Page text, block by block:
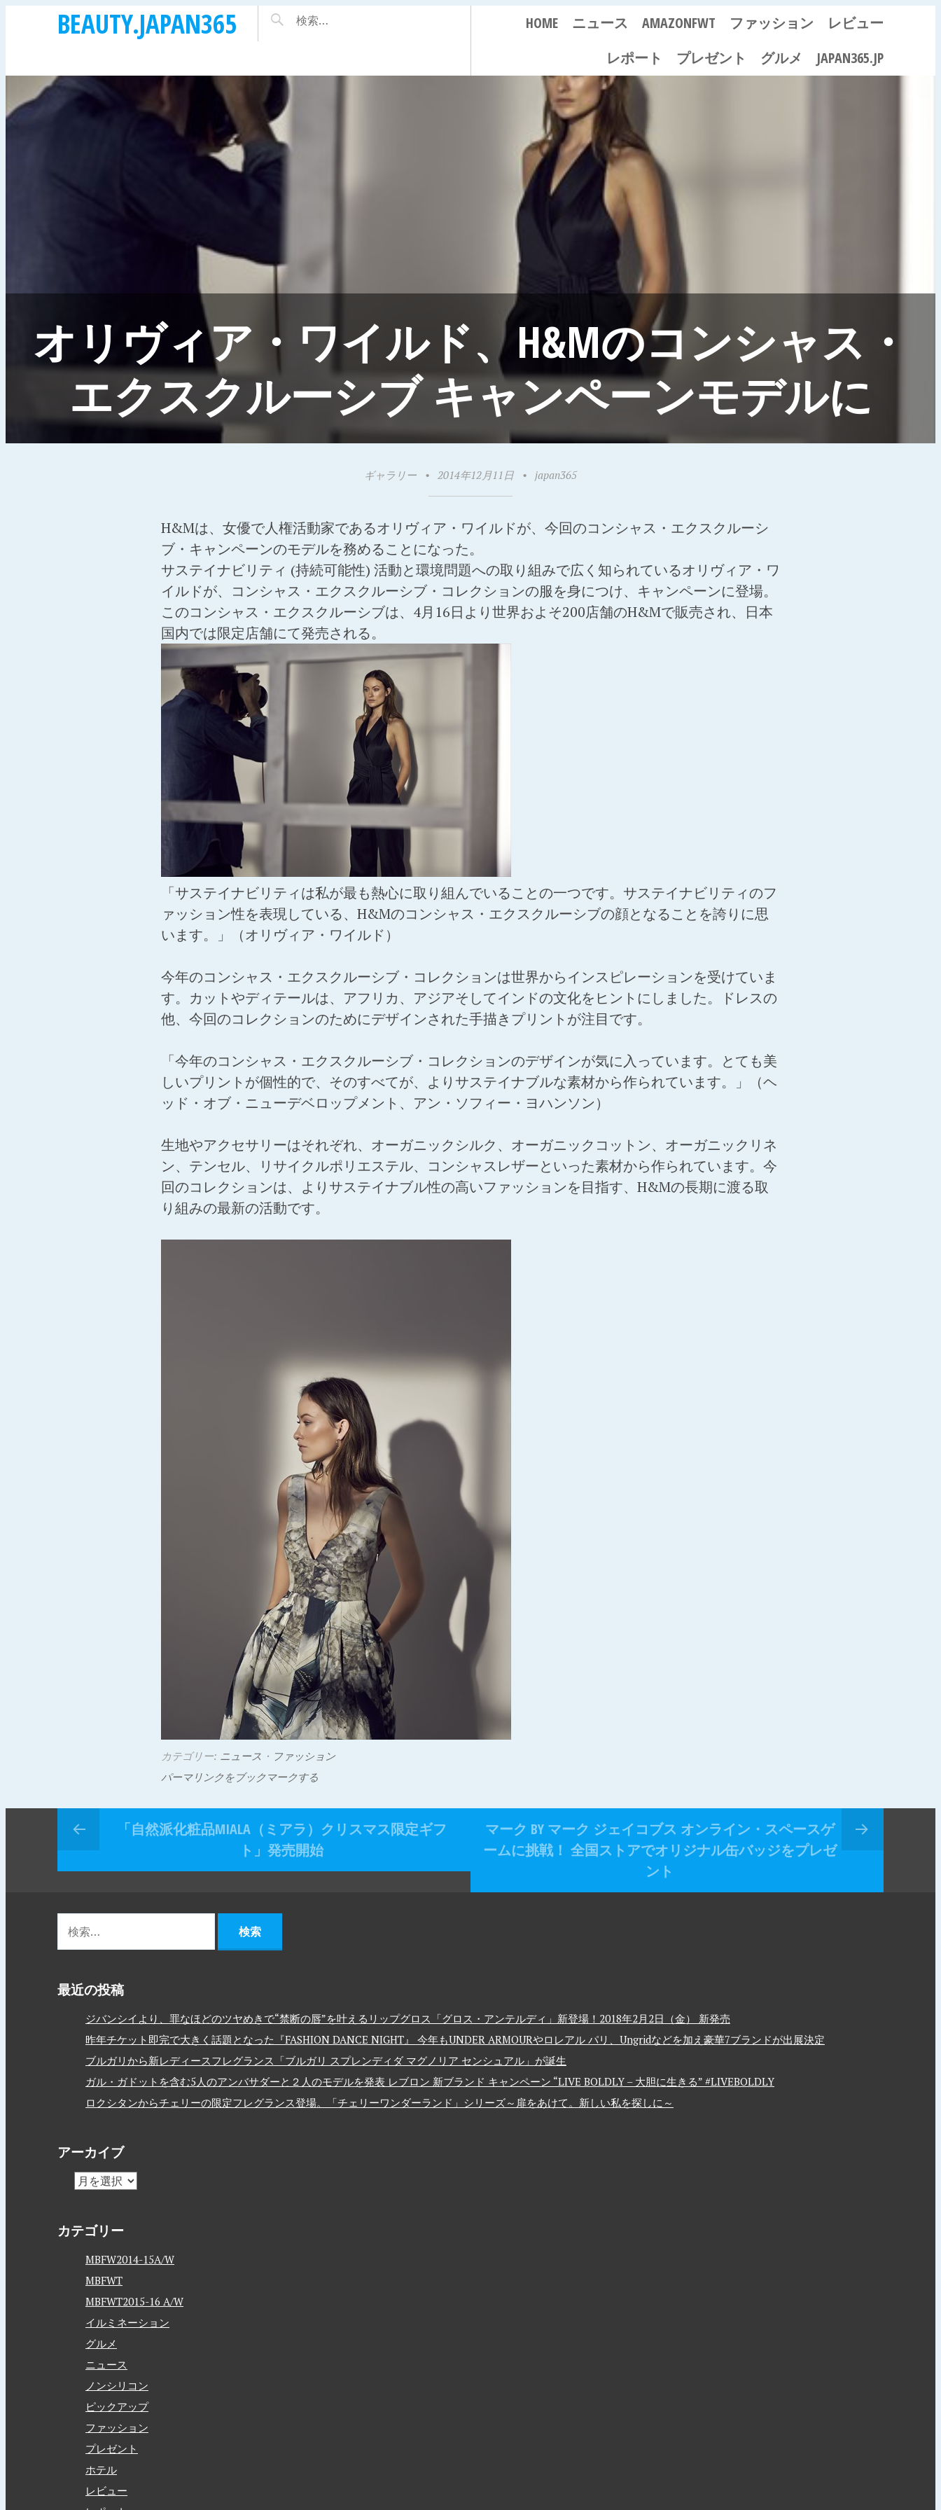
BEAUTY.JAPAN365 HOME ニュース AMAZONFWT ファッション
レビュー
レポート
プレゼント グルメ JAPAN365.JP
オリヴィア・ワイルド、H&Mのコンシャス・
エクスクルーシブ キャンペーンモデルに
ギャラリー • 2014年12月11日 • japan365
H&Mは、女優で人権活動家であるオリヴィア・ワイルドが、今回のコンシャス・エクスクルーシ
ブ・キャンペーンのモデルを務めることになった。
サステイナビリティ (持続可能性) 活動と環境問題への取り組みで広く知られているオリヴィア・ワ
イルドが、コンシャス・エクスクルーシブ・コレクションの服を身につけ、キャンペーンに登場。
このコンシャス・エクスクルーシブは、4月16日より世界およそ200店舗のH&Mで販売され、日本
国内では限定店舗にて発売される。
「サステイナビリティは私が最も熱心に取り組んでいることの一つです。サステイナビリティのフ
ァッション性を表現している、H&Mのコンシャス・エクスクルーシブの顔となることを誇りに思
います。」（オリヴィア・ワイルド）
今年のコンシャス・エクスクルーシブ・コレクションは世界からインスピレーションを受けていま
す。カットやディテールは、アフリカ、アジアそしてインドの文化をヒントにしました。ドレスの
他、今回のコレクションのためにデザインされた手描きプリントが注目です。
「今年のコンシャス・エクスクルーシブ・コレクションのデザインが気に入っています。とても美
しいプリントが個性的で、そのすべてが、よりサステイナブルな素材から作られています。」（ヘ
ッド・オブ・ニューデベロップメント、アン・ソフィー・ヨハンソン）
生地やアクセサリーはそれぞれ、オーガニックシルク、オーガニックコットン、オーガニックリネ
ン、テンセル、リサイクルポリエステル、コンシャスレザーといった素材から作られています。今
回のコレクションは、よりサステイナブル性の高いファッションを目指す、H&Mの長期に渡る取
り組みの最新の活動です。
カテゴリー: ニュース ・ ファッション
パーマリンクをブックマークする
「自然派化粧品MIALA（ミアラ）クリスマス限定ギフ
ト」発売開始
マーク BY マーク ジェイコブス オンライン・スペースゲ
ームに挑戦！ 全国ストアでオリジナル缶バッジをプレゼ
ント
最近の投稿
ジバンシイより、罪なほどのツヤめきで“禁断の唇”を叶えるリップグロス「グロス・アンテルディ」新登場！2018年2月2日（金） 新発売
昨年チケット即完で大きく話題となった『FASHION DANCE NIGHT』 今年もUNDER ARMOURやロレアル パリ、Ungridなどを加え豪華7ブランドが出展決定
ブルガリから新レディースフレグランス「ブルガリ スプレンディダ マグノリア センシュアル」が誕生
ガル・ガドットを含む5人のアンバサダーと２人のモデルを発表 レブロン 新ブランド キャンペーン “LIVE BOLDLY – 大胆に生きる” #LIVEBOLDLY
ロクシタンからチェリーの限定フレグランス登場。「チェリーワンダーランド」シリーズ～扉をあけて。新しい私を探しに～
アーカイブ
カテゴリー
MBFW2014-15A/W
MBFWT
MBFWT2015-16 A/W
イルミネーション
グルメ
ニュース
ノンシリコン
ピックアップ
ファッション
プレゼント
ホテル
レビュー